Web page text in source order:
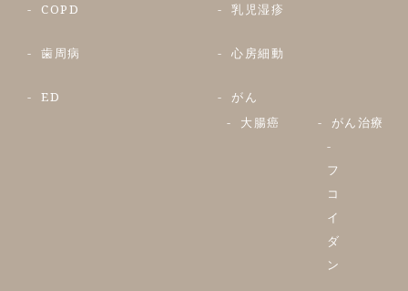
COPD 乳児湿疹
歯周病 心房細動
ED
がん
大腸癌
がん治療
フ
コ
イ
ダ
ン